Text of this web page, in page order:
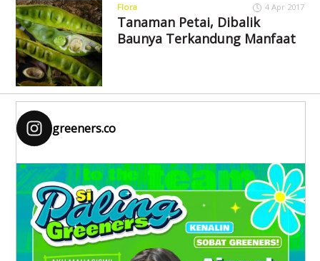
Flora 4 Apr 2017
Tanaman Petai, Dibalik
Baunya Terkandung Manfaat
greeners.co